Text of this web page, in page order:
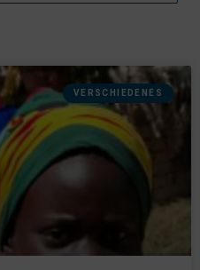
VERSCHIEDENES